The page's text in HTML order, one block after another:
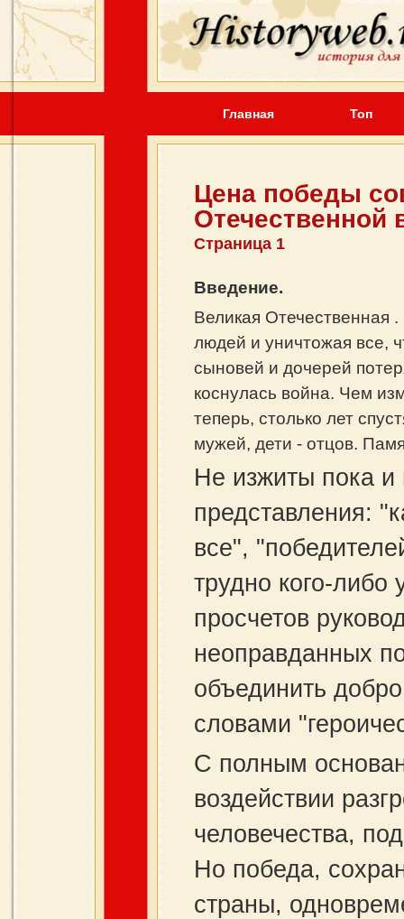
Главная Топ
Цена победы
Отечественной
Страница 1
Введение.
Великая Отечественная
людей и уничтожая все,
сыновей и дочерей
коснулась война. Чем
теперь, столько лет
мужей, дети - отцов.
Не изжиты пока
представления:
все",
трудно кого-
просчетов
неоправданных
объединить
словами
С полным
воздействии
человечества,
Но победа,
страны,